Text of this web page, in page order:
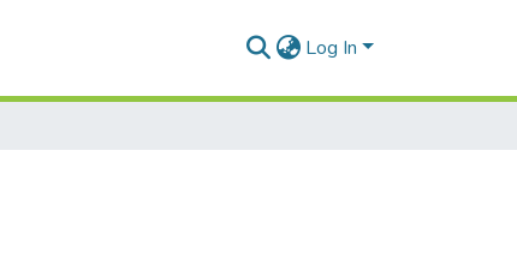
Log In